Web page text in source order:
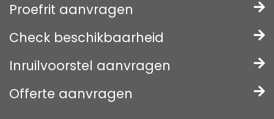
Proefrit aanvragen
Check beschikbaarheid
Inruilvoorstel aanvragen
Offerte aanvragen